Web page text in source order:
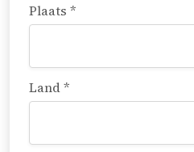
Plaats *
Land *